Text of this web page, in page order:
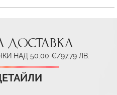
ДОСТАВКА
НАД 50.00 €/97.79 ЛВ.